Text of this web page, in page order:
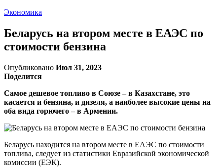
Экономика
Беларусь на втором месте в ЕАЭС по
стоимости бензина
Опубликовано Июл 31, 2023
Поделится
Самое дешевое топливо в Союзе – в Казахстане, это
касается и бензина, и дизеля, а наиболее высокие цены на
оба вида горючего – в Армении.
Беларусь находится на втором месте в ЕАЭС по стоимости
топлива, следует из статистики Евразийской экономической
комиссии (ЕЭК).